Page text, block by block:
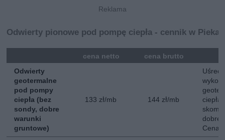
Odwierty pionowe pod pompę ciepła - cennik w
cena netto cena brutto
Odwierty
geotermalne
pod pompy
ciepła (bez
sondy, dobre
warunki
gruntowe)
133 zł/mb 144 zł/mb
dobre
Cena